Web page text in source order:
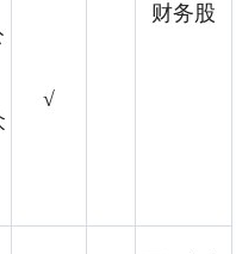
√
财务股